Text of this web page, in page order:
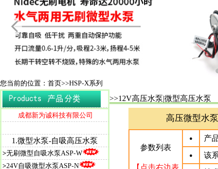
您当前的位置：首页>>HSP-X系列
>>12V高压水泵|微型高压水泵
成都新为诚科技有限公司 高压微型水
参数列表
【点击右边表
● 产
● 该
1.微型水泵-自吸高压水泵
>无刷微型自吸水泵ASP-W
>24V自吸微型水泵ASP-N